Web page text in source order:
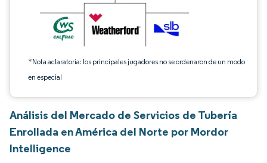
*Nota aclaratoria: los principales jugadores no se ordenaron de un modo
en especial
Análisis del Mercado de Servicios de Tubería
Enrollada en América del Norte por Mordor
Intelligence